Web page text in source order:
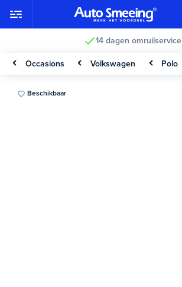
14 dagen omruilservice
Occasions Volkswagen Polo
Beschikbaar